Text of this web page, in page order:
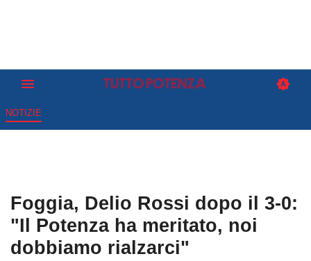
NOTIZIE
Foggia, Delio Rossi dopo il 3-0:
"Il Potenza ha meritato, noi
dobbiamo rialzarci"